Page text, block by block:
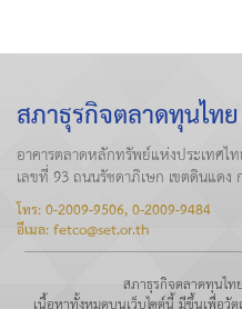
สภาธุรกิจตลาดทุนไทย
อาคารตลาดหลักทรัพย์แห่งประเทศไ
เลขที่ 93 ถนนรัชดาภิเษก เขตดินแดง
โทร: 0-2009-9506, 0-2009-9484
อีเมล: fetco@set.or.th
สภาธุรกิจตลาดทุนไท